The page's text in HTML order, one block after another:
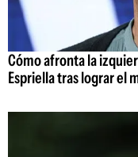
Cómo afronta la
Espriella tras lograr el